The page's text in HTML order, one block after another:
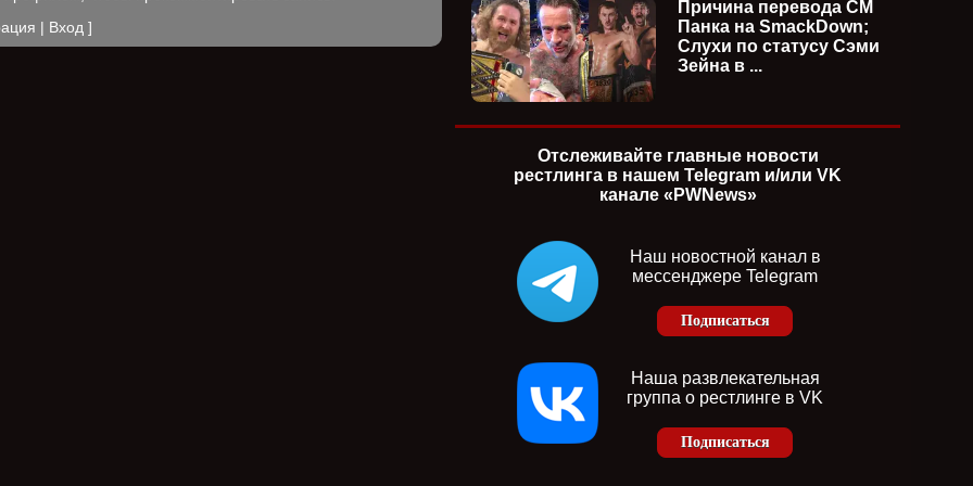
Вход]
Причина перевода СМ
Панка на SmackDown;
Слухи по статусу Сэми
Зейна в ...
Отслеживайте главные новости
рестлинга в нашем Telegram и/или VK
канале «PWNews»
Наш новостной канал в
мессенджере Telegram
Подписаться
Наша развлекательная
группа о рестлинге в VK
Подписаться